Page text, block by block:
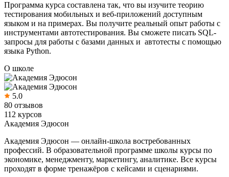
Программа курса составлена так, что вы изучите теорию
тестирования мобильных и веб-приложений доступным
языком и на примерах. Вы получите реальный опыт работы с
инструментами автотестирования. Вы сможете писать SQL-
запросы для работы с базами данных и автотесты с помощью
языка Python.
О школе
5.0
80 отзывов
112 курсов
Академия Эдюсон
Академия Эдюсон — онлайн-школа востребованных
профессий. В образовательной программе школы курсы по
экономике, менеджменту, маркетингу, аналитике. Все курсы
проходят в форме тренажёров с кейсами и сценариями.